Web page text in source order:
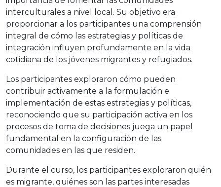
interculturales a nivel local. Su objetivo era
proporcionar a los participantes una comprensión
integral de cómo las estrategias y políticas de
integración influyen profundamente en la vida
cotidiana de los jóvenes migrantes y refugiados.
Los participantes exploraron cómo pueden
contribuir activamente a la formulación e
implementación de estas estrategias y políticas,
reconociendo que su participación activa en los
procesos de toma de decisiones juega un papel
fundamental en la configuración de las
comunidades en las que residen.
Durante el curso, los participantes exploraron quién
es migrante, quiénes son las partes interesadas